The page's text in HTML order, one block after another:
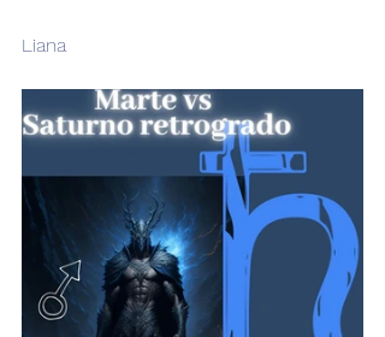
Liana